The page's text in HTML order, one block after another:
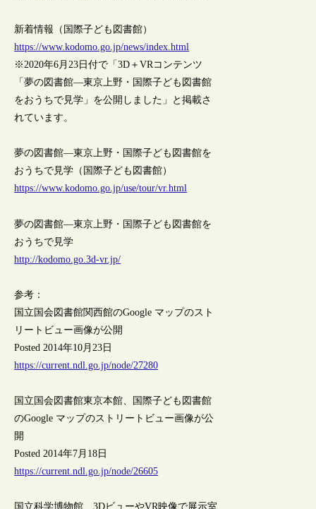
新着情報（国際子ども図書館）
https://www.kodomo.go.jp/news/index.html
※2020年6月23日付で「3D＋VRコンテンツ
「夢の図書館―東京上野・国際子ども図書館
をおうちで見学」を公開しました」と掲載さ
れています。
夢の図書館―東京上野・国際子ども図書館を
おうちで見学（国際子ども図書館）
https://www.kodomo.go.jp/use/tour/vr.html
夢の図書館―東京上野・国際子ども図書館を
おうちで見学
http://kodomo.go.3d-vr.jp/
参考：
国立国会図書館関西館のGoogle マップのスト
リートビュー画像が公開
Posted 2014年10月23日
https://current.ndl.go.jp/node/27280
国立国会図書館東京本館、国際子ども図書館
のGoogle マップのストリートビュー画像が公
開
Posted 2014年7月18日
https://current.ndl.go.jp/node/26605
国立科学博物館、3DビューやVR映像で展示室